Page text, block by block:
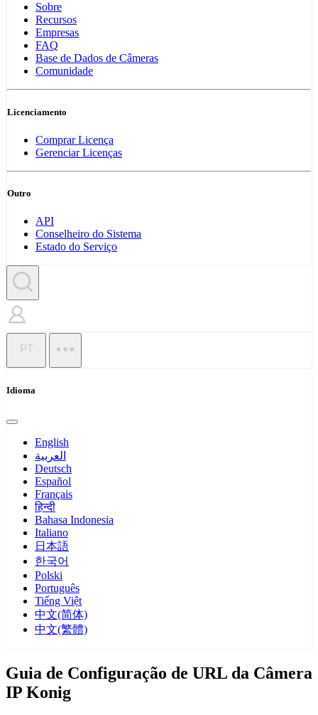
Sobre
Recursos
Empresas
FAQ
Base de Dados de Câmeras
Comunidade
Licenciamento
Comprar Licença
Gerenciar Licenças
Outro
API
Conselheiro do Sistema
Estado do Serviço
PT
Idioma
English
العربية
Deutsch
Español
Français
हिन्दी
Bahasa Indonesia
Italiano
日本語
한국어
Polski
Português
Tiếng Việt
中文(简体)
中文(繁體)
Guia de Configuração de URL da Câmera
IP Konig